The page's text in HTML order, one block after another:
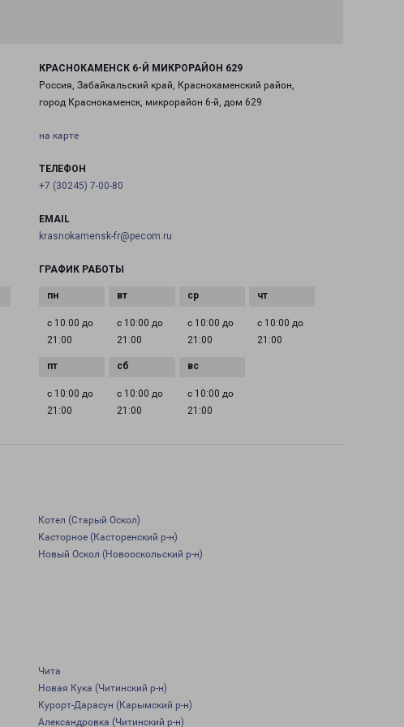
КРАСНОКАМЕНСК 6-Й МИКРОРАЙОН 629
Россия, Забайкальский край, Краснокаменский район,
город Краснокаменск, микрорайон 6-й, дом 629
на карте
ТЕЛЕФОН
+7 (30245) 7-00-80
EMAIL
krasnokamensk-fr@pecom.ru
ГРАФИК РАБОТЫ
с 10:00 до
21:00
с 10:00 до
21:00
с 10:00 до
21:00
с 10:00 до
21:00
с 10:00 до
21:00
с 10:00 до
21:00
с 10:00 до
21:00
Котел (Старый Оскол)
Касторное (Касторенский р-н)
Новый Оскол (Новооскольский р-н)
Чита
Новая Кука (Читинский р-н)
Курорт-Дарасун (Карымский р-н)
Александровка (Читинский р-н)